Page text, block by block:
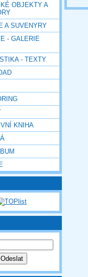
OBJEKTY A
A SUVENYRY
- GALERIE
- TEXTY
KNIHA